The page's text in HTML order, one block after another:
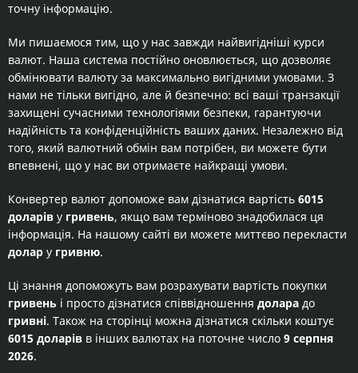
точну інформацію.
Ми пишаємося тим, що у нас завжди найвигідніші курси
валют. Наша система постійно оновлюється, що дозволяє
обмінювати валюту за максимально вигідними умовами. З
нами не тільки вигідно, але й безпечно: всі ваші транзакції
захищені сучасними технологіями безпеки, гарантуючи
надійність та конфіденційність ваших даних. Незалежно від
того, який валютний обмін вам потрібен, ви можете бути
впевнені, що у нас ви отримаєте найкращі умови.
Конвертер валют допоможе вам дізнатися вартість 6015
доларів у гривень, якщо вам терміново знадобилася ця
інформація. На нашому сайті ви можете миттєво перекласти
долар у гривню.
Ці знання допоможуть вам розрахувати вартість покупки
гривень і просто дізнатися співвідношення долара до
гривні. Також на сторінці можна дізнатися скільки коштує
6015 доларів в інших валютах на поточне число 9 серпня
2026.